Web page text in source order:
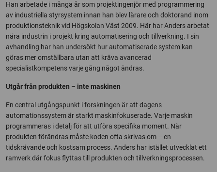
Han arbetade i många år som projektingenjör med programmering
av industriella styrsystem innan han blev lärare och doktorand inom
produktionsteknik vid Högskolan Väst 2009. Här har Anders arbetat
nära industrin i projekt kring automatisering och tillverkning. I sin
avhandling har han undersökt hur automatiserade system kan
göras mer omställbara utan att kräva avancerad
specialistkompetens varje gång något ändras.
Utgår från produkten – inte maskinen
En central utgångspunkt i forskningen är att dagens
automationssystem är starkt maskinfokuserade. Varje maskin
programmeras i detalj för att utföra specifika moment. När
produkten förändras måste koden ofta skrivas om – en
tidskrävande och kostsam process. Anders har istället utvecklat ett
ramverk där fokus flyttas till produkten och tillverkningsprocessen.